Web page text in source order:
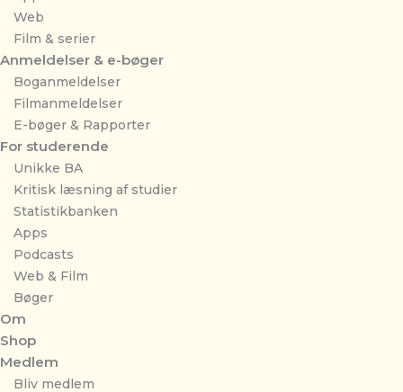
Web
Film & serier
Anmeldelser & e-bøger
Boganmeldelser
Filmanmeldelser
E-bøger & Rapporter
For studerende
Unikke BA
Kritisk læsning af studier
Statistikbanken
Apps
Podcasts
Web & Film
Bøger
Om
Shop
Medlem
Bliv medlem